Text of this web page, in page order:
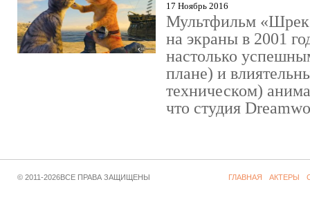
17 Ноябрь 2016
Мультфильм
на экраны в 2001
настолько
плане) и
техническом)
что студия
© 2011-2026ВСЕ ПРАВА ЗАЩИЩЕНЫ ГЛАВНАЯ АКТЕРЫ